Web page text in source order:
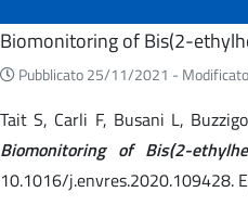
Home
Biomonitoring of Bis(2-
Pubblicato 25/11/2021 -
Tait S, Carli F, Busani L,
Biomonitoring of Bis(2-
10.1016/j.envres.2020.109428.